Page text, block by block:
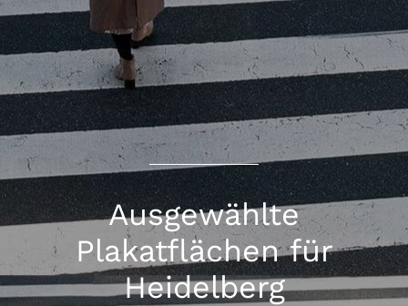
Ausgewählte
Plakatflächen für
Heidelberg